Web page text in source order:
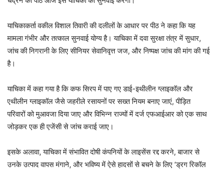
याचिकाकर्ता वकील विशाल तिवारी की दलीलों के आधार पर पीठ ने कहा कि यह
मामला गंभीर और तत्काल सुनवाई योग्य है। याचिका में दवा सुरक्षा तंत्र में सुधार,
जांच की निगरानी के लिए सीनियर सेवानिवृत्त जज, और निष्पक्ष जांच की मांग की गई
है।
याचिका में कहा गया है कि कफ सिरप में पाए गए डाई-इथीलीन ग्लाइकॉल और
एथीलीन ग्लाइकॉल जैसे जहरीले रसायनों पर सख्त नियम बनाए जाएं, पीड़ित
परिवारों को मुआवजा दिया जाए और विभिन्न राज्यों में दर्ज एफआईआर को एक साथ
जोड़कर एक ही एजेंसी से जांच कराई जाए।
इसके अलावा, याचिका में संभावित दोषी कंपनियों के लाइसेंस रद्द करने, बाजार से
उनके उत्पाद वापस मंगाने, और भविष्य में ऐसे हादसों से बचने के लिए ‘ड्रग रिकॉल